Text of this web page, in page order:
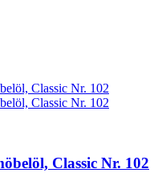
Classic Nr. 102